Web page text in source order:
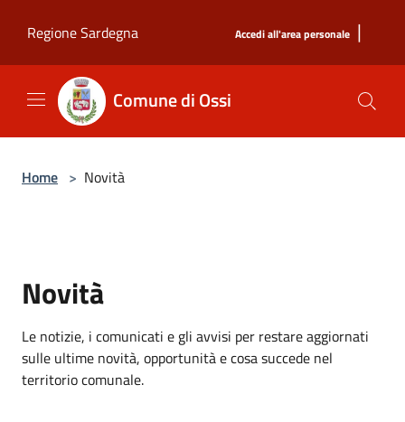
Regione Sardegna
Accedi all'area personale |
Comune di Ossi
Home > Novità
Novità
Le notizie, i comunicati e gli avvisi per restare aggiornati
sulle ultime novità, opportunità e cosa succede nel
territorio comunale.